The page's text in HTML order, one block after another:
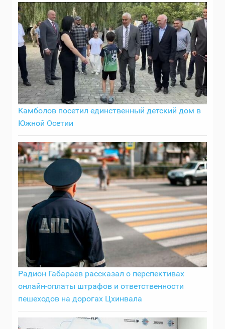
Камболов посетил единственный детский дом в
Южной Осетии
Радион Габараев рассказал о перспективах
онлайн-оплаты штрафов и ответственности
пешеходов на дорогах Цхинвала